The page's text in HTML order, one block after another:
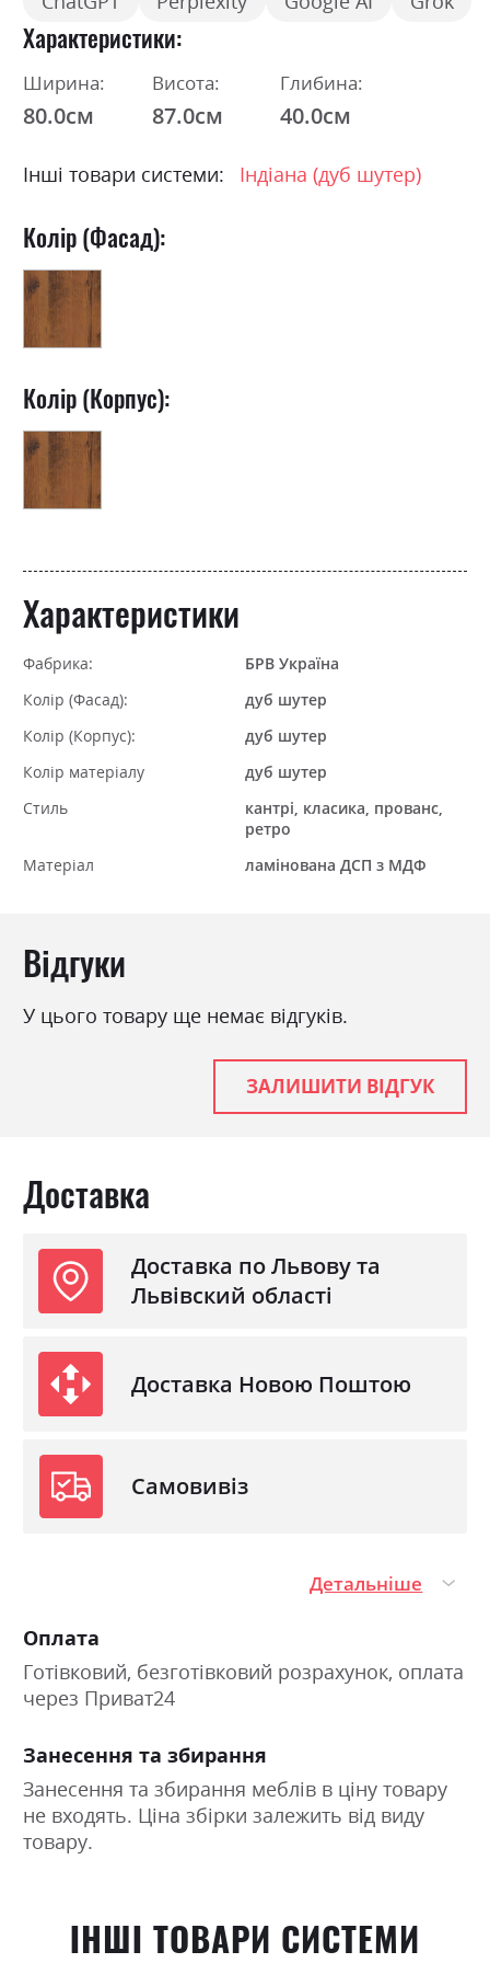
Характеристики
Ширина:
80.0см
Висота:
87.0см
Глибина:
40.0см
Інші товари системи: Індіана (дуб шутер)
Колір (Фасад):
Колір (Корпус):
Характеристики
Фабрика:
БРВ Україна
Колір (Фасад):
дуб шутер
Колір (Корпус):
дуб шутер
Колір матеріалу
дуб шутер
Стиль
кантрі, класика, прованс,
ретро
Матеріал
ламінована ДСП з МДФ
Відгуки
У цього товару ще немає відгуків.
ЗАЛИШИТИ ВІДГУК
Доставка
Доставка по Львову та
Львівский області
Доставка Новою Поштою
Самовивіз
Детальніше
Оплата
Готівковий, безготівковий розрахунок, оплата
через Приват24
Занесення та збирання
Занесення та збирання меблів в ціну товару
не входять. Ціна збірки залежить від виду
товару.
ІНШІ ТОВАРИ СИСТЕМИ